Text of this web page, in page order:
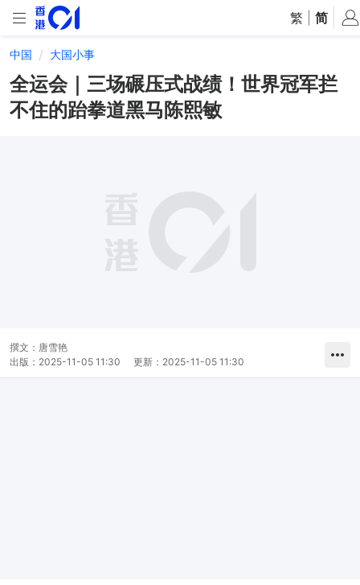
繁 简
中国 大国小事
全运会｜三场碾压式战绩！世界冠军拦
不住的跆拳道黑马陈熙敏
撰文： 唐雪艳
出版： 2025-11-05 11:30 更新： 2025-11-05 11:30